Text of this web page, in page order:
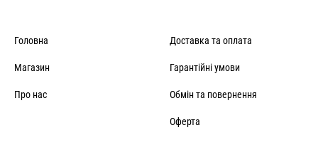
Головна
Магазин
Про нас
Доставка та оплата
Гарантійні умови
Обмін та повернення
Оферта